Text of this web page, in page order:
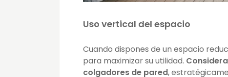
Uso vertical del espacio
Cuando dispones de un espacio
para maximizar su utilidad.
colgadores de pared,